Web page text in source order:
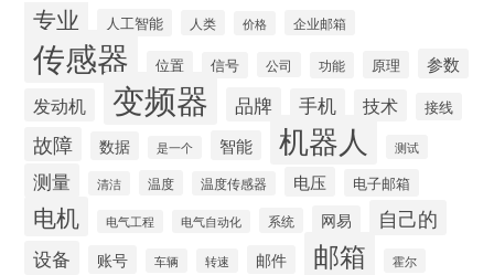
专业 人工智能 人类 价格 企业邮箱
传感器 位置 信号 公司 功能 原理 参数
发动机 变频器 品牌 手机 技术 接线
故障 数据 是一个 智能 机器人 测试
测量 清洁 温度 温度传感器 电压 电子邮箱
电机 电气工程 电气自动化 系统 网易 自己的
设备 账号 车辆 转速 邮件 邮箱 霍尔